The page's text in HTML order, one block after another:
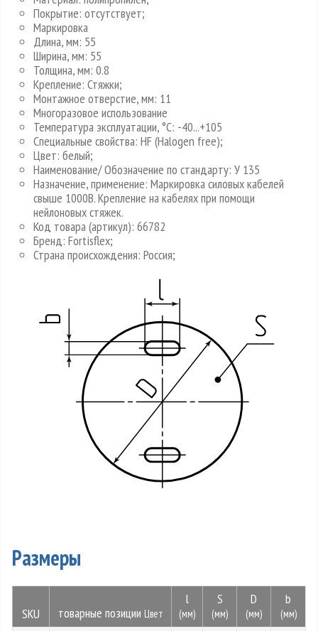
Покрытие: отсутствует;
Маркировка
Длина, мм: 55
Ширина, мм: 55
Толщина, мм: 0.8
Крепление: Стяжки;
Монтажное отверстие, мм: 11
Многоразовое использование
Температура эксплуатации, °C: -40...+105
Специальные свойства: HF (Halogen free);
Цвет: белый;
Наименование/ Обозначение по стандарту: У 135
Назначение, применение: Маркировка силовых кабелей
свыше 1000В. Крепление на кабелях при помощи
нейлоновых стяжек.
Код товара (артикул): 66782
Бренд: Fortisflex;
Страна происхождения: Россия;
Размеры
SKU товарные позиции Цвет
l
(мм)
S
(мм)
D
(мм)
b
(мм)